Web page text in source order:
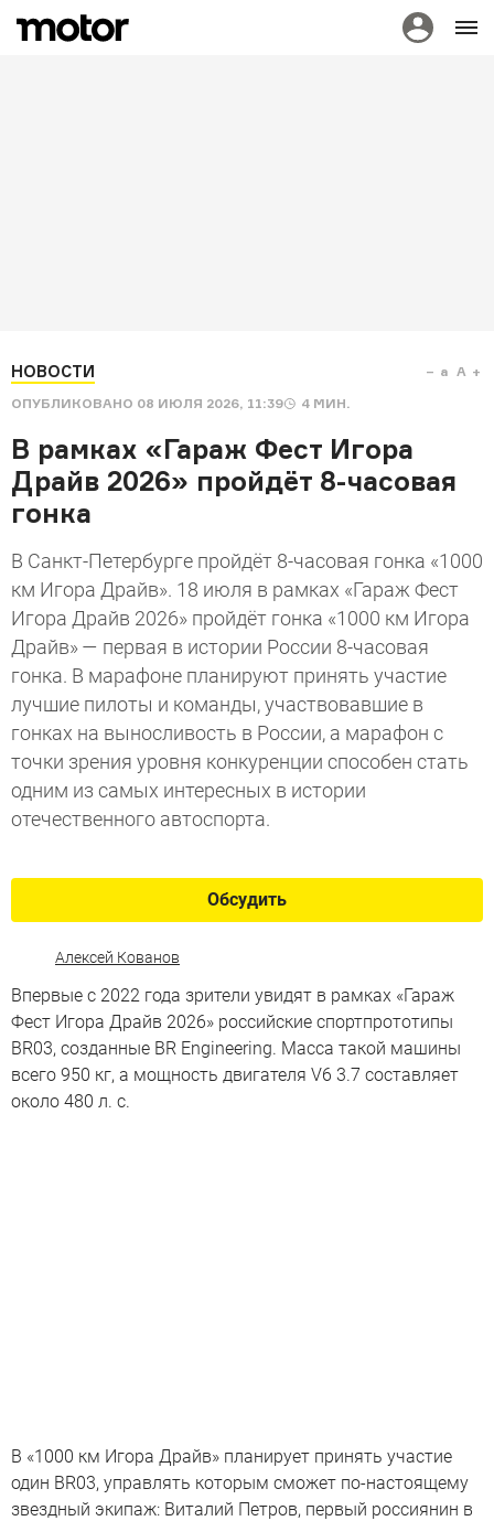
НОВОСТИ
ОПУБЛИКОВАНО 08 ИЮЛЯ 2026, 11:39 4 МИН.
a A
В рамках «Гараж Фест Игора
Драйв 2026» пройдёт 8-часовая
гонка
В Санкт-Петербурге пройдёт 8-часовая гонка «1000
км Игора Драйв». 18 июля в рамках «Гараж Фест
Игора Драйв 2026» пройдёт гонка «1000 км Игора
Драйв» — первая в истории России 8-часовая
гонка. В марафоне планируют принять участие
лучшие пилоты и команды, участвовавшие в
гонках на выносливость в России, а марафон с
точки зрения уровня конкуренции способен стать
одним из самых интересных в истории
отечественного автоспорта.
Обсудить
Алексей Кованов
Впервые с 2022 года зрители увидят в рамках «Гараж
Фест Игора Драйв 2026» российские спортпрототипы
BR03, созданные BR Engineering. Масса такой машины
всего 950 кг, а мощность двигателя V6 3.7 составляет
около 480 л. с.
В «1000 км Игора Драйв» планирует принять участие
один BR03, управлять которым сможет по-настоящему
звездный экипаж: Виталий Петров, первый россиянин в